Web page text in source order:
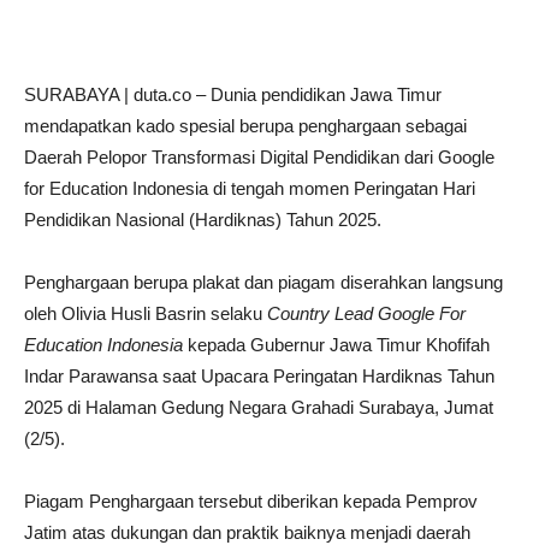
SURABAYA | duta.co – Dunia pendidikan Jawa Timur
mendapatkan kado spesial berupa penghargaan sebagai
Daerah Pelopor Transformasi Digital Pendidikan dari Google
for Education Indonesia di tengah momen Peringatan Hari
Pendidikan Nasional (Hardiknas) Tahun 2025.
Penghargaan berupa plakat dan piagam diserahkan langsung
oleh Olivia Husli Basrin selaku Country Lead Google For
Education Indonesia kepada Gubernur Jawa Timur Khofifah
Indar Parawansa saat Upacara Peringatan Hardiknas Tahun
2025 di Halaman Gedung Negara Grahadi Surabaya, Jumat
(2/5).
Piagam Penghargaan tersebut diberikan kepada Pemprov
Jatim atas dukungan dan praktik baiknya menjadi daerah